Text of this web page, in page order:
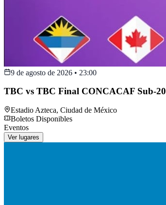
9 de agosto de 2026 • 23:00
TBC vs TBC Final CONCACAF Sub-20
Estadio Azteca, Ciudad de México
Boletos Disponibles
Eventos
Ver lugares